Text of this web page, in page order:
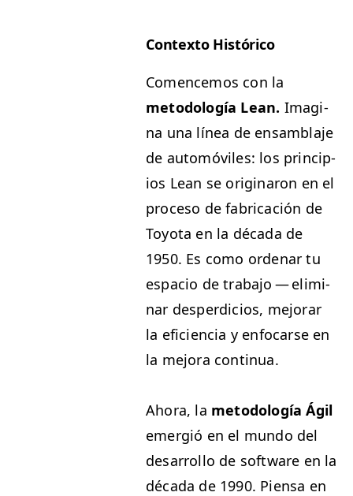
Con­tex­to Histórico
Comence­mos con la
metodología Lean. Imag­i­
na una línea de ensam­bla­je
de automóviles: los prin­ci­p­
ios Lean se orig­i­naron en el
pro­ce­so de fab­ri­cación de
Toy­ota en la déca­da de
1950. Es como ordenar tu
espa­cio de tra­ba­jo — elim­i­
nar des­perdi­cios, mejo­rar
la efi­cien­cia y enfo­carse en
la mejo­ra continua.
Aho­ra, la metodología Ágil
emergió en el mun­do del
desar­rol­lo de soft­ware en la
déca­da de 1990. Pien­sa en